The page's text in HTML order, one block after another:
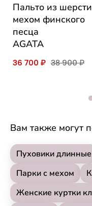
Пальто из
мехом финского
песца
AGATA
36 700 ₽ 38 900 ₽
Вам также могут
Пуховики длинные
Парки с мехом
Женские куртки